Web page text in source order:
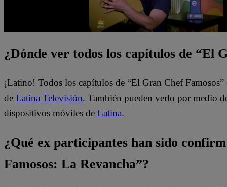
¿Dónde ver todos los capítulos de “El
¡Latino! Todos los capítulos de “El Gran Chef
de Latina Televisión. También pueden verlo por medio
dispositivos móviles de Latina.
¿Qué ex participantes han sido
Famosos: La Revancha”?